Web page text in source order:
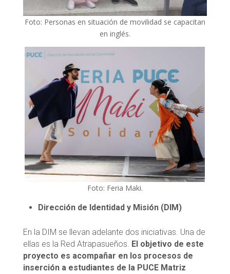
Foto: Personas en situación de movilidad se capacitan
en inglés.
Foto: Feria Maki.
Dirección de Identidad y Misión (DIM)
En la DIM se llevan adelante dos iniciativas. Una de
ellas es la Red Atrapasueños. El objetivo de este
proyecto es acompañar en los procesos de
inserción a estudiantes de la PUCE Matriz